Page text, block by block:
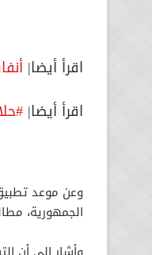
اقرأ أيضا| أنفاق سرية
اقرأ أيضا|
وعن موعد
الجمهورية،